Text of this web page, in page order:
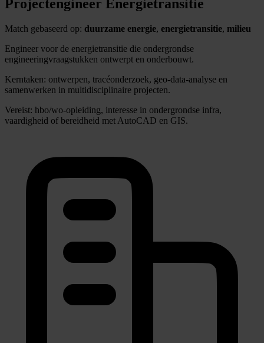
Projectengineer Energietransitie
Match gebaseerd op: duurzame energie, energietransitie, milieu
Engineer voor de energietransitie die ondergrondse
engineeringvraagstukken ontwerpt en onderbouwt.
Kerntaken: ontwerpen, tracéonderzoek, geo-data-analyse en
samenwerken in multidisciplinaire projecten.
Vereist: hbo/wo-opleiding, interesse in ondergrondse infra,
vaardigheid of bereidheid met AutoCAD en GIS.